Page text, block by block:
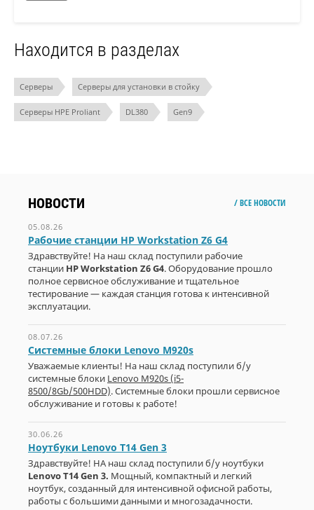
НОВОСТИ / ВСЕ НОВОСТИ
05.08.26
Рабочие станции HP Workstation Z6 G4
Здравствуйте! На наш склад поступили рабочие
станции HP Workstation Z6 G4. Оборудование прошло
полное сервисное обслуживание и тщательное
тестирование — каждая станция готова к интенсивной
эксплуатации.
08.07.26
Системные блоки Lenovo M920s
Уважаемые клиенты! На наш склад поступили б/у
системные блоки Lenovo M920s (i5-
8500/8Gb/500HDD). Системные блоки прошли сервисное
обслуживание и готовы к работе!
30.06.26
Ноутбуки Lenovo T14 Gen 3
Здравствуйте! НА наш склад поступили б/у ноутбуки
Lenovo T14 Gen 3. Мощный, компактный и легкий
ноутбук, созданный для интенсивной офисной работы,
работы с большими данными и многозадачности.
Находится в разделах
Серверы Серверы для установки в стойку
Серверы HPE Proliant DL380 Gen9